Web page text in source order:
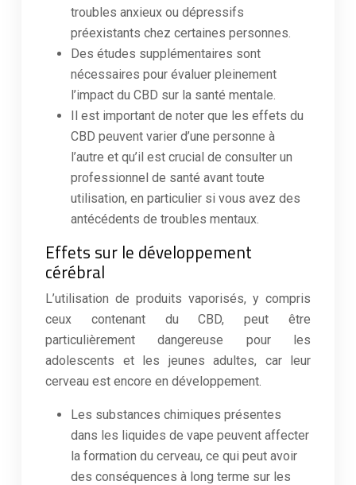
troubles anxieux ou dépressifs
préexistants chez certaines personnes.
Des études supplémentaires sont
nécessaires pour évaluer pleinement
l’impact du CBD sur la santé mentale.
Il est important de noter que les effets du
CBD peuvent varier d’une personne à
l’autre et qu’il est crucial de consulter un
professionnel de santé avant toute
utilisation, en particulier si vous avez des
antécédents de troubles mentaux.
Effets sur le développement
cérébral
L’utilisation de produits vaporisés, y compris
ceux contenant du CBD, peut être
particulièrement dangereuse pour les
adolescents et les jeunes adultes, car leur
cerveau est encore en développement.
Les substances chimiques présentes
dans les liquides de vape peuvent affecter
la formation du cerveau, ce qui peut avoir
des conséquences à long terme sur les